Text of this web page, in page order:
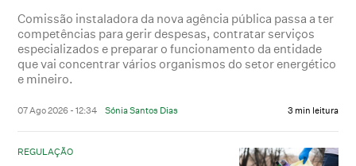
Comissão instaladora da nova agência pública passa a ter
competências para gerir despesas, contratar serviços
especializados e preparar o funcionamento da entidade
que vai concentrar vários organismos do setor energético
e mineiro.
07 Ago 2026 - 12:34 Sónia Santos Dias 3 min leitura
REGULAÇÃO